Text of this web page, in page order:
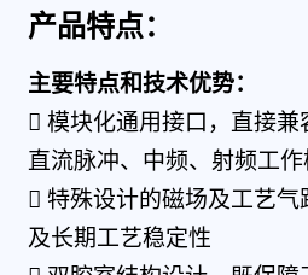
产品特点：
主要特点和技术优势：
 模块化通用接口，直接
直流脉冲、 中频、射频工
 特殊设计的磁场及工艺
及长期工艺稳定性